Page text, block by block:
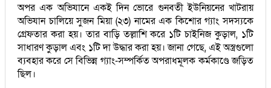
অপর এক অভিযানে একই দিন ভোরে গুনবতী ইউনিয়নের খাটরায়
অভিযান চালিয়ে সুজন মিয়া (২৩) নামের এক কিশোর গ্যাং সদস্যকে
গ্রেফতার করা হয়। তার বাড়ি তল্লাশি করে ১টি চাইনিজ কুড়াল, ১টি
সাধারণ কুড়াল এবং ১টি দা উদ্ধার করা হয়। জানা গেছে, এই অস্ত্রগুলো
ব্যবহার করে সে বিভিন্ন গ্যাং-সম্পর্কিত অপরাধমূলক কর্মকাণ্ডে জড়িত
ছিল।